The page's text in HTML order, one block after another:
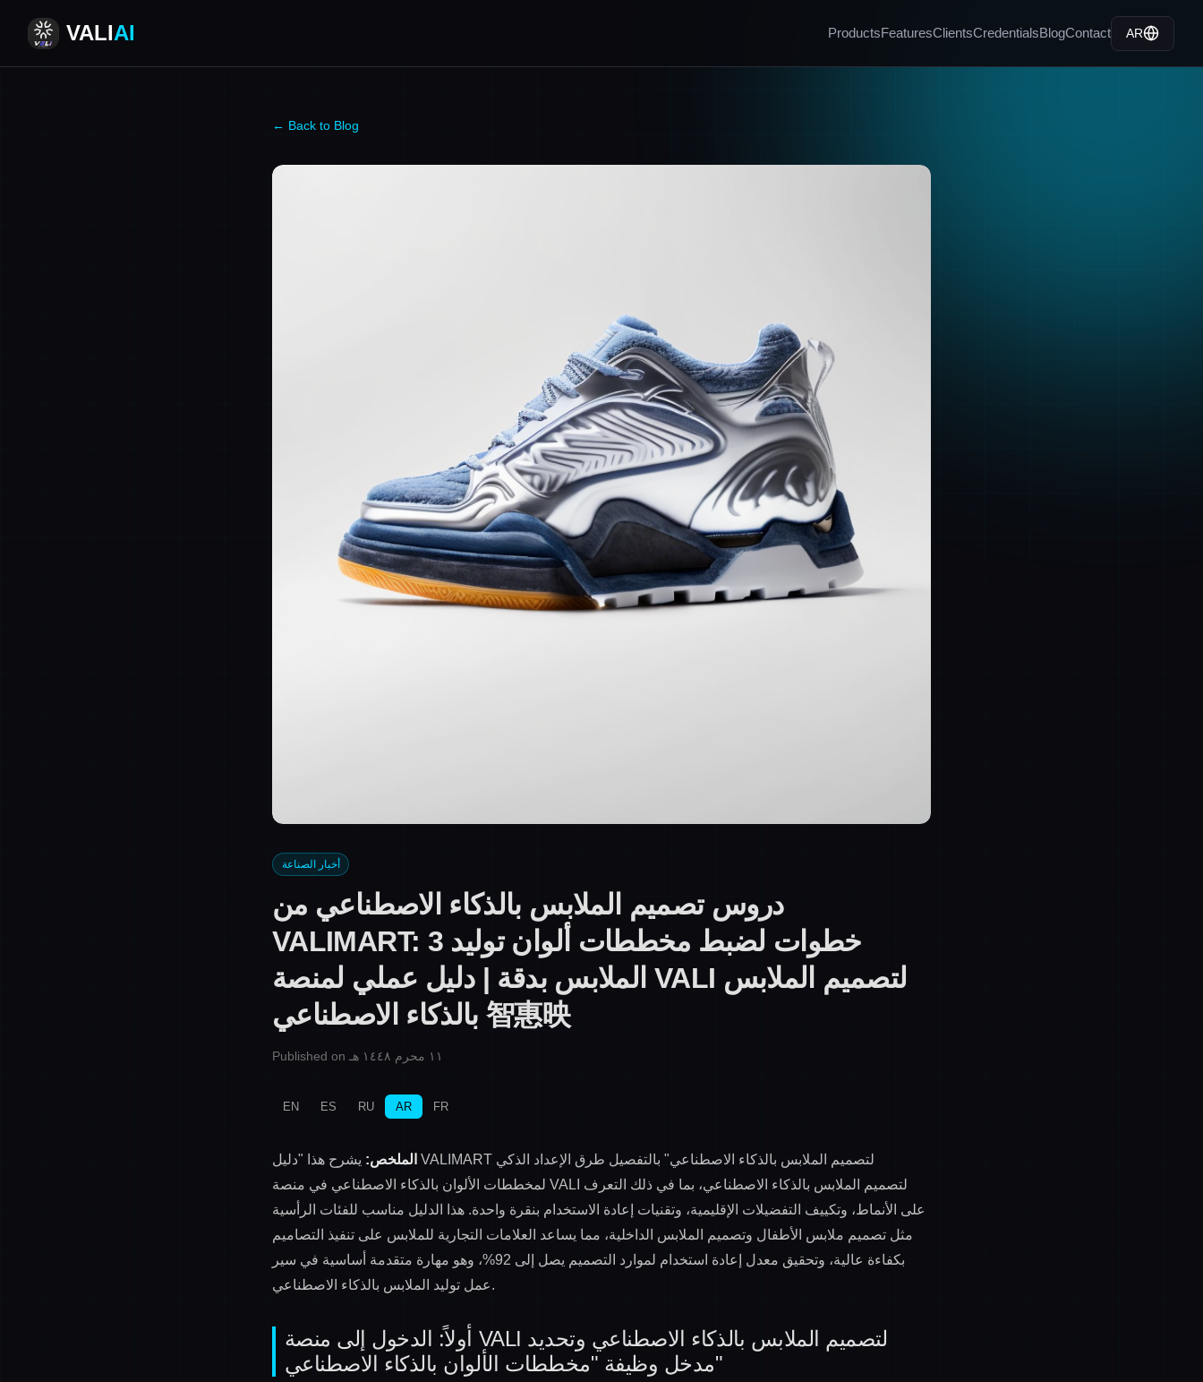
VALIAI ProductsFeaturesClientsCredentialsBlogContact AR
← Back to Blog
أخبار الصناعة
دروس تصميم الملابس بالذكاء الاصطناعي من
VALIMART: 3 خطوات لضبط مخططات ألوان توليد
الملابس بدقة | دليل عملي لمنصة VALI لتصميم الملابس
بالذكاء الاصطناعي 智惠映
Published on ١١ محرم ١٤٤٨ هـ
EN ES RU AR FR
الملخص: يشرح هذا "دليل VALIMART لتصميم الملابس بالذكاء الاصطناعي" بالتفصيل طرق الإعداد الذكي
لمخططات الألوان بالذكاء الاصطناعي في منصة VALI لتصميم الملابس بالذكاء الاصطناعي، بما في ذلك التعرف
على الأنماط، وتكييف التفضيلات الإقليمية، وتقنيات إعادة الاستخدام بنقرة واحدة. هذا الدليل مناسب للفئات الرأسية
مثل تصميم ملابس الأطفال وتصميم الملابس الداخلية، مما يساعد العلامات التجارية للملابس على تنفيذ التصاميم
بكفاءة عالية، وتحقيق معدل إعادة استخدام لموارد التصميم يصل إلى 92%، وهو مهارة متقدمة أساسية في سير
عمل توليد الملابس بالذكاء الاصطناعي.
أولاً: الدخول إلى منصة VALI لتصميم الملابس بالذكاء الاصطناعي وتحديد
مدخل وظيفة "مخططات الألوان بالذكاء الاصطناعي"